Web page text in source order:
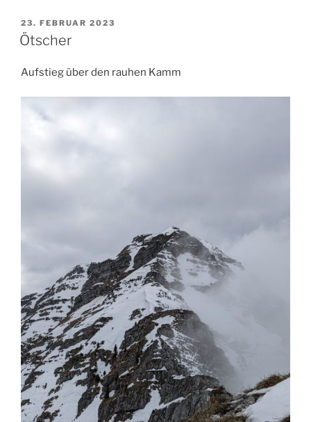
VERÖFFENTLICHT
AM
23. FEBRUAR 2023
Ötscher
Aufstieg über den rauhen Kamm